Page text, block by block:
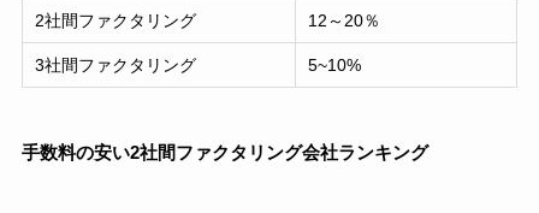
2社間ファクタリング 12～20％
3社間ファクタリング 5~10%
手数料の安い2社間ファクタリング会社ランキング